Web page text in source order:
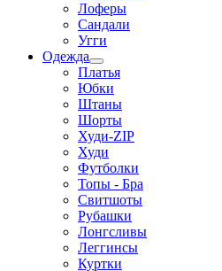
Лоферы
Сандали
Угги
Одежда
Платья
Юбки
Штаны
Шорты
Худи-ZIP
Худи
Футболки
Топы - Бра
Свитшоты
Рубашки
Лонгсливы
Леггинсы
Куртки